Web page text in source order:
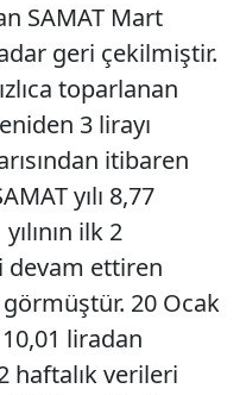
SAMAT Mart
geri çekilmiştir.
toparlanan
3 lirayı
itibaren
yılı 8,77
ilk 2
devam ettiren
görmüştür. 20 Ocak
liradan
haftalık verileri